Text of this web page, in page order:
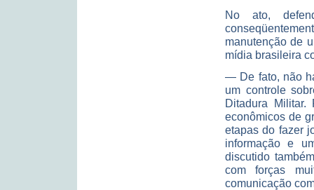
No ato,
manutenção de
mídia brasileira
— De fato, não
um controle
Ditadura Militar.
econômicos de
etapas do fazer
informação e
discutido
com forças
comunicação